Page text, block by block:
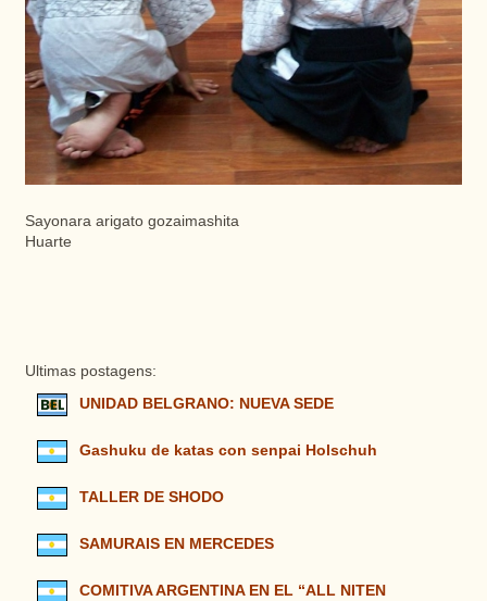
Sayonara arigato gozaimashita
Huarte
Ultimas postagens:
UNIDAD BELGRANO: NUEVA SEDE
Gashuku de katas con senpai Holschuh
TALLER DE SHODO
SAMURAIS EN MERCEDES
COMITIVA ARGENTINA EN EL “ALL NITEN